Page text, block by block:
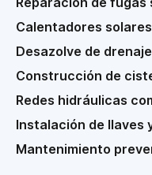
Calentadores solares
Desazolve de
Construcción de
Redes hidráulicas
Instalación de llaves
Mantenimiento